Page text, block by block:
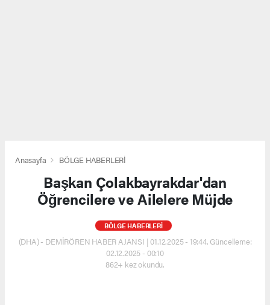
Anasayfa BÖLGE HABERLERİ
Başkan Çolakbayrakdar'dan
Öğrencilere ve Ailelere Müjde
BÖLGE HABERLERİ
(DHA) - DEMİRÖREN HABER AJANSI | 01.12.2025 - 19:44, Güncelleme:
02.12.2025 - 00:10
862+ kez okundu.